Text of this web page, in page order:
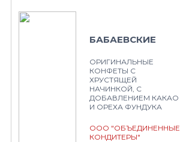
БАБАЕВСКИЕ
ОРИГИНАЛЬНЫЕ
КОНФЕТЫ С
ХРУСТЯЩЕЙ
НАЧИНКОЙ, С
ДОБАВЛЕНИЕМ КАКАО
И ОРЕХА ФУНДУКА
ООО "ОБЪЕДИНЕННЫЕ
КОНДИТЕРЫ"